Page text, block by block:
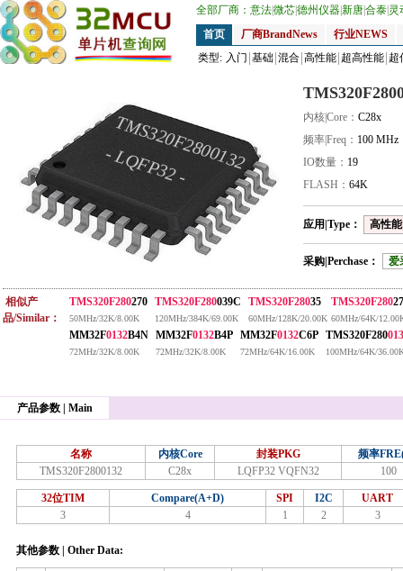
全部厂商： 意法微芯德州仪器新唐合泰 灵
首页
厂商BrandNews
行业NEWS
类型: 入门 基础 混合 高性能 超高性能 超
TMS320F2800132
- LQFP32 -
内核|Core： C28x
频率|Freq： 100 MHz
IO数量： 19
FLASH： 64K
应用|Type： 高性
采购|Perchase： 爱
相似产
品/Similar：
TMS320F280270
50MHz/32K/8.00K
TMS320F280039C
120MHz/384K/69.00K
TMS320F28035
60MHz/128K/20.00K
TMS320F28027
60MHz/64K/
MM32F0132B4N
72MHz/32K/8.00K
MM32F0132B4P
72MHz/32K/8.00K
MM32F0132C6P
72MHz/64K/16.00K
TMS320F280
100MHz/64K/
产品参数 | Main
名称 内核Core 封装PKG
频率
TMS320F2800132
C28x LQFP32 VQFN32 100
32位TIM Compare(A+D) SPI I2C
UART
3
4 1 2 3
其他参数 | Other Data: